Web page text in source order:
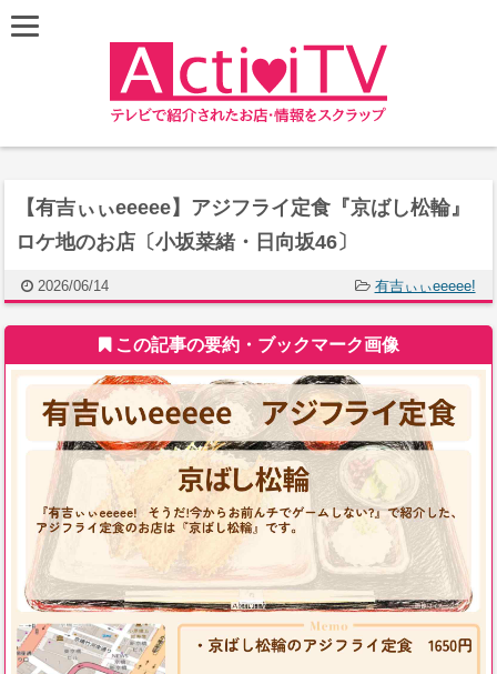
【有吉ぃぃeeeee】アジフライ定食『京ばし松輪』
ロケ地のお店〔小坂菜緒・日向坂46〕
2026/06/14 有吉ぃぃeeeee!
この記事の要約・ブックマーク画像